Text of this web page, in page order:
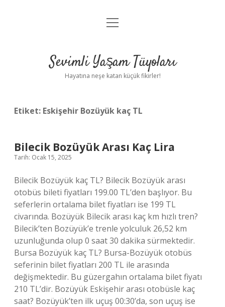
Anasayfa
Yasal Uyarı
menüyü
Sevimli Yaşam Tüyoları
Hayatına neşe katan küçük fikirler!
Etiket: Eskişehir Bozüyük kaç TL
Bilecik Bozüyük Arası Kaç Lira
Tarih: Ocak 15, 2025
Bilecik Bozüyük kaç TL? Bilecik Bozüyük arası
otobüs bileti fiyatları 199.00 TL’den başlıyor. Bu
seferlerin ortalama bilet fiyatları ise 199 TL
civarında. Bozüyük Bilecik arası kaç km hızlı tren?
Bilecik’ten Bozüyük’e trenle yolculuk 26,52 km
uzunluğunda olup 0 saat 30 dakika sürmektedir.
Bursa Bozüyük kaç TL? Bursa-Bozüyük otobüs
seferinin bilet fiyatları 200 TL ile arasında
değişmektedir. Bu güzergahın ortalama bilet fiyatı
210 TL’dir. Bozüyük Eskişehir arası otobüsle kaç
saat? Bozüyük’ten ilk uçuş 00:30’da, son uçuş ise